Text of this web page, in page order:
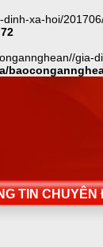
xa-hoi/
72
TIN CHUYÊN